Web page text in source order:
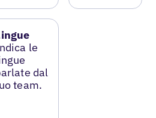
le
dal
team.